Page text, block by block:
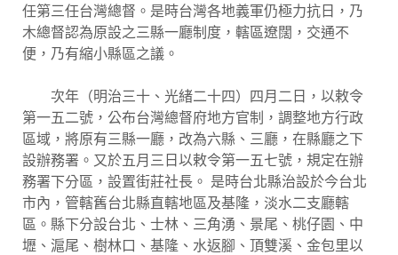
任第三任台灣總督。是時台灣各地義軍仍極力抗日，乃
木總督認為原設之三縣一廳制度，轄區遼闊，交通不
便，乃有縮小縣區之議。
次年（明治三十、光緒二十四）四月二日，以敕令
第一五二號，公布台灣總督府地方官制，調整地方行政
區域，將原有三縣一廳，改為六縣、三廳，在縣廳之下
設辦務署。又於五月三日以敕令第一五七號，規定在辦
務署下分區，設置街莊社長。 是時台北縣治設於今台北
市內，管轄舊台北縣直轄地區及基隆，淡水二支廳轄
區。縣下分設台北、士林、三角湧、景尾、桃仔園、中
壢、滬尾、樹林口、基隆、水返腳、頂雙溪、金包里以